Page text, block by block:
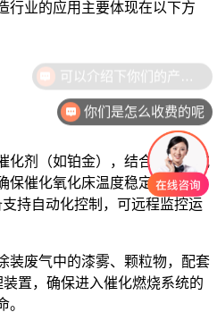
行业的应用主要体现在以下方
化剂（如铂金），结合电加热或
保催化氧化床温度稳定在350-
持自动化控制，可远程监控运
装废气中的漆雾、颗粒物，配套
置，确保进入催化燃烧系统的
。
你们是怎么收费的呢